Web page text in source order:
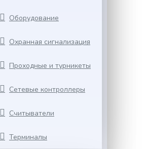
Оборудование
Охранная сигнализация
Проходные и турникеты
Сетевые контроллеры
Считыватели
Терминалы